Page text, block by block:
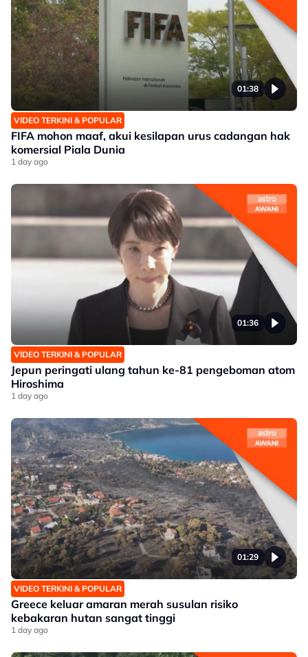
01:38
VIDEO TERKINI & POPULAR
FIFA mohon maaf, akui kesilapan urus cadangan hak
komersial Piala Dunia
1 day ago
01:36
VIDEO TERKINI & POPULAR
Jepun peringati ulang tahun ke-81 pengeboman atom
Hiroshima
1 day ago
01:29
VIDEO TERKINI & POPULAR
Greece keluar amaran merah susulan risiko
kebakaran hutan sangat tinggi
1 day ago